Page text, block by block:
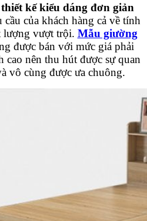
kế kiểu dáng đơn giản
cầu của khách hàng cả về tính
lượng vượt trội. Mẫu giường
được bán với mức giá phải
cao nên thu hút được sự quan
vô cùng được ưa chuông.